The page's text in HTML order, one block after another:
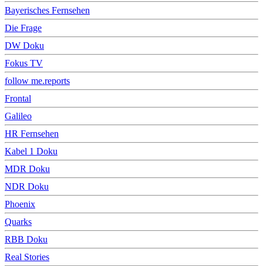
Bayerisches Fernsehen
Die Frage
DW Doku
Fokus TV
follow me.reports
Frontal
Galileo
HR Fernsehen
Kabel 1 Doku
MDR Doku
NDR Doku
Phoenix
Quarks
RBB Doku
Real Stories